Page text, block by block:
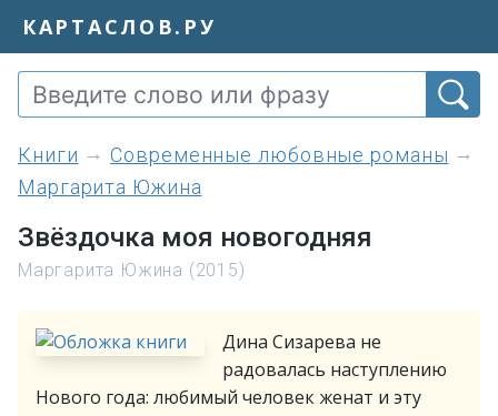
КАРТАСЛОВ.РУ
книги
Современные любовные романы
Маргарита Южина
Звёздочка моя новогодняя
Маргарита Южина (2015)
Дина Сизарева не
радовалась наступлению
Нового года: любимый человек женат и эту